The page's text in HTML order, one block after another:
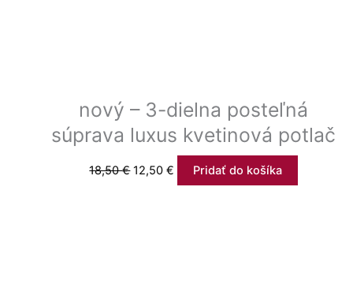
nový – 3-dielna posteľná
súprava luxus kvetinová potlač
18,50€ 12,50€ Pridať do košíka